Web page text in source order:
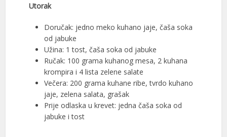
Utorak
Doručak: jedno meko kuhano jaje, čaša soka
od jabuke
Užina: 1 tost, čaša soka od jabuke
Ručak: 100 grama kuhanog mesa, 2 kuhana
krompira i 4 lista zelene salate
Večera: 200 grama kuhane ribe, tvrdo kuhano
jaje, zelena salata, grašak
Prije odlaska u krevet: jedna čaša soka od
jabuke i tost